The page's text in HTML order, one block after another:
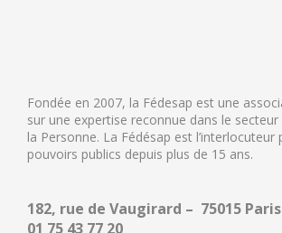
Fondée en 2007, la Fédesap est une
sur une expertise reconnue dans le secteur
la Personne. La Fédésap est l’interlocuteur
pouvoirs publics depuis plus de 15 ans.
182, rue de Vaugirard – 75015 Paris
01 75 43 77 20